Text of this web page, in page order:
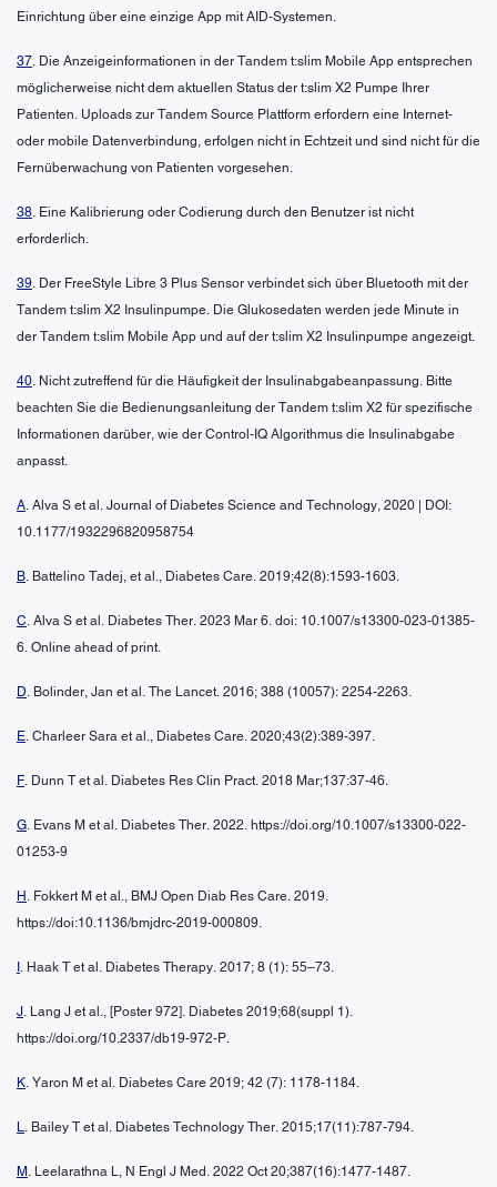
Einrichtung über eine einzige App mit AID-Systemen.
37. Die Anzeigeinformationen in der Tandem t:slim Mobile App entsprechen
möglicherweise nicht dem aktuellen Status der t:slim X2 Pumpe Ihrer
Patienten. Uploads zur Tandem Source Plattform erfordern eine Internet-
oder mobile Datenverbindung, erfolgen nicht in Echtzeit und sind nicht für die
Fernüberwachung von Patienten vorgesehen.
38. Eine Kalibrierung oder Codierung durch den Benutzer ist nicht
erforderlich.
39. Der FreeStyle Libre 3 Plus Sensor verbindet sich über Bluetooth mit der
Tandem t:slim X2 Insulinpumpe. Die Glukosedaten werden jede Minute in
der Tandem t:slim Mobile App und auf der t:slim X2 Insulinpumpe angezeigt.
40. Nicht zutreffend für die Häufigkeit der Insulinabgabeanpassung. Bitte
beachten Sie die Bedienungsanleitung der Tandem t:slim X2 für spezifische
Informationen darüber, wie der Control-IQ Algorithmus die Insulinabgabe
anpasst.
A. Alva S et al. Journal of Diabetes Science and Technology, 2020 | DOI:
10.1177/1932296820958754
B. Battelino Tadej, et al., Diabetes Care. 2019;42(8):1593-1603.
C. Alva S et al. Diabetes Ther. 2023 Mar 6. doi: 10.1007/s13300-023-01385-
6. Online ahead of print.
D. Bolinder, Jan et al. The Lancet. 2016; 388 (10057): 2254-2263.
E. Charleer Sara et al., Diabetes Care. 2020;43(2):389-397.
F. Dunn T et al. Diabetes Res Clin Pract. 2018 Mar;137:37-46.
G. Evans M et al. Diabetes Ther. 2022. https://doi.org/10.1007/s13300-022-
01253-9
H . Fokkert M et al., BMJ Open Diab Res Care. 2019.
https://doi:10.1136/bmjdrc-2019-000809.
. Haak T et al. Diabetes Therapy. 2017; 8 (1): 55–73.
J. Lang J et al., [Poster 972]. Diabetes 2019;68(suppl 1).
https://doi.org/10.2337/db19-972-P.
K. Yaron M et al. Diabetes Care 2019; 42 (7): 1178-1184.
L. Bailey T et al. Diabetes Technology Ther. 2015;17(11):787-794.
M . Leelarathna L, N Engl J Med. 2022 Oct 20;387(16):1477-1487.